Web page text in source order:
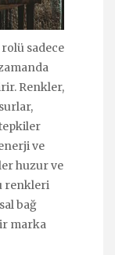
sadece
Renkler,
ve
huzur ve
renkleri
bağ
marka